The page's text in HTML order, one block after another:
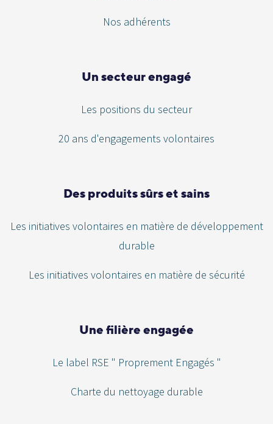
Nos adhérents
Un secteur engagé
Les positions du secteur
20 ans d'engagements volontaires
Des produits sûrs et sains
Les initiatives volontaires en matière de développement
durable
Les initiatives volontaires en matière de sécurité
Une filière engagée
Le label RSE " Proprement Engagés "
Charte du nettoyage durable